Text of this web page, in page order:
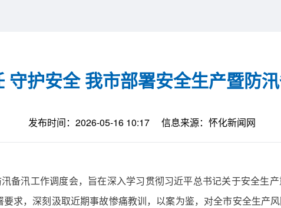
守护安全 我市部署安全生产暨防
发布时间：2026-05-16 10:17 信息来源：怀化新闻网
备汛工作调度会，旨在深入学习贯彻习近平总书记关于安全生
求，深刻汲取近期事故惨痛教训，以案为鉴，对全市安全生产